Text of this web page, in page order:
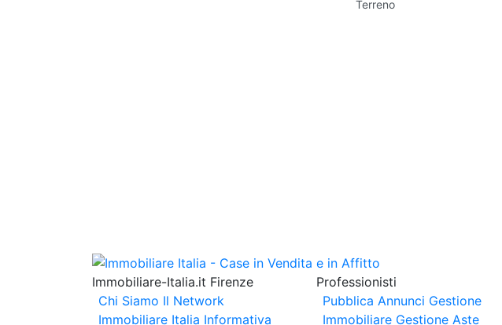
Terreno
Immobiliare-Italia.it Firenze
Chi Siamo Il Network
Immobiliare Italia Informativa
Professionisti
Pubblica Annunci Gestione
Immobiliare Gestione Aste